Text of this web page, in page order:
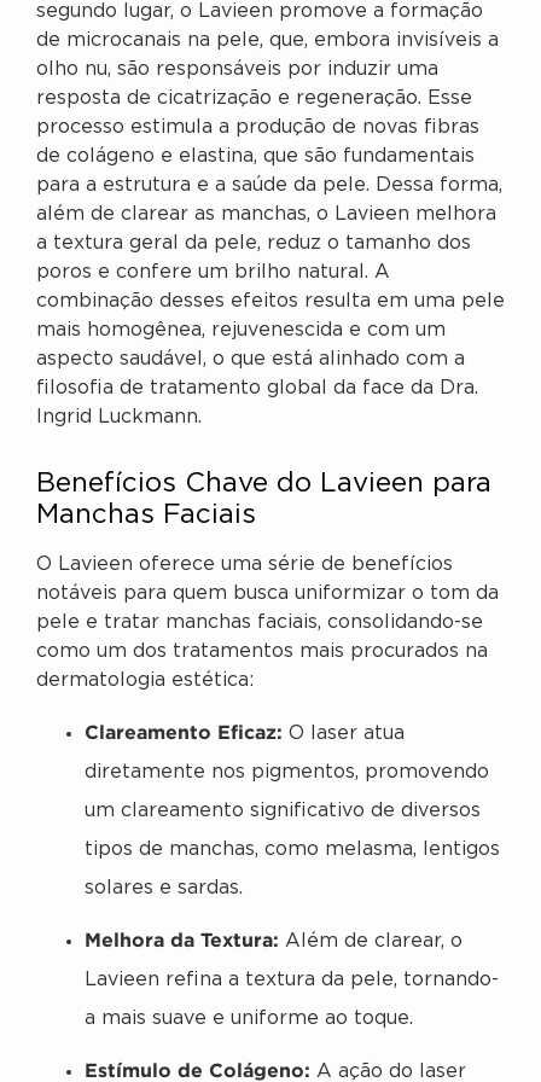
segundo lugar, o Lavieen promove a formação
de microcanais na pele, que, embora invisíveis a
olho nu, são responsáveis por induzir uma
resposta de cicatrização e regeneração. Esse
processo estimula a produção de novas fibras
de colágeno e elastina, que são fundamentais
para a estrutura e a saúde da pele. Dessa forma,
além de clarear as manchas, o Lavieen melhora
a textura geral da pele, reduz o tamanho dos
poros e confere um brilho natural. A
combinação desses efeitos resulta em uma pele
mais homogênea, rejuvenescida e com um
aspecto saudável, o que está alinhado com a
filosofia de tratamento global da face da Dra.
Ingrid Luckmann.
Benefícios Chave do Lavieen para
Manchas Faciais
O Lavieen oferece uma série de benefícios
notáveis para quem busca uniformizar o tom da
pele e tratar manchas faciais, consolidando-se
como um dos tratamentos mais procurados na
dermatologia estética:
Clareamento Eficaz: O laser atua
diretamente nos pigmentos, promovendo
um clareamento significativo de diversos
tipos de manchas, como melasma, lentigos
solares e sardas.
Melhora da Textura: Além de clarear, o
Lavieen refina a textura da pele, tornando-
a mais suave e uniforme ao toque.
Estímulo de Colágeno: A ação do laser